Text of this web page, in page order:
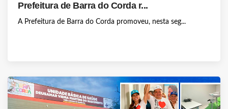
Prefeitura de Barra do Corda r...
A Prefeitura de Barra do Corda promoveu, nesta seg...